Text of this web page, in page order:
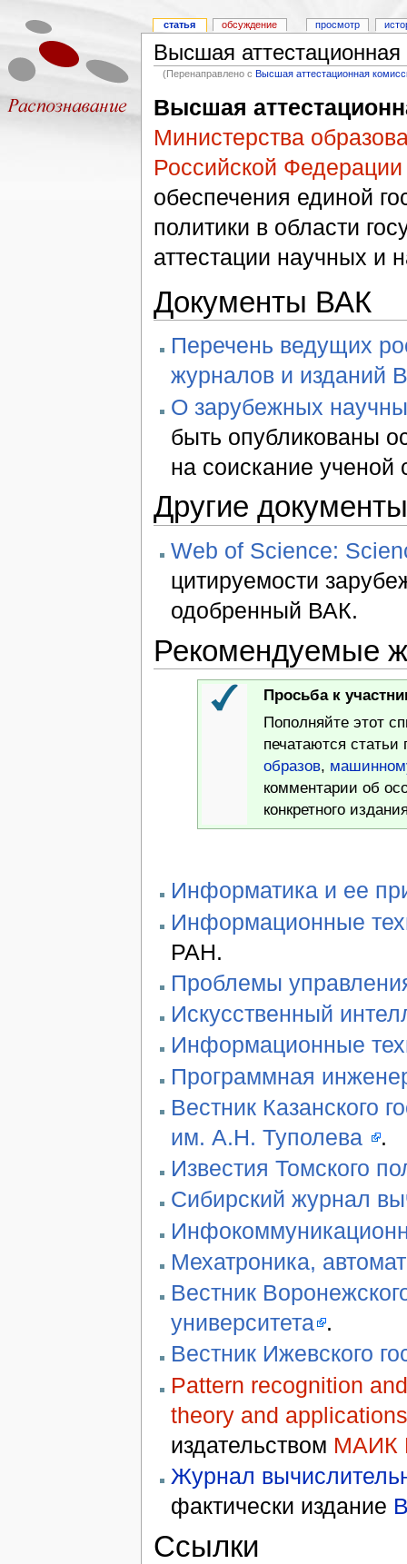
Высшая
(Перенаправлено сВысшая аттестационная
Высшая
Министерства
Российской Федерации
обеспечения единой
политики в области
аттестации научных и
Документы ВАК
Перечень ведущих
журналов и изданий
О зарубежных
быть опубликованы
на соискание ученой
Другие документы
Web of Science:
цитируемости
одобренный ВАК.
Рекомендуемые
Просьба к
Пополняйте этот
печатаются статьи
образов,
комментарии об
конкретного
Информатика и ее
Информационные
РАН.
Проблемы
Искусственный
Информационные
Программная
Вестник Казанского
им. А.Н. Туполева
.
Известия Томского
Сибирский журнал
Мехатроника,
Вестник
университета .
Вестник Ижевского
Pattern recognition
theory and applications
издательством МАИК
Журнал
фактически издание
Ссылки
статья обсуждение просмотр